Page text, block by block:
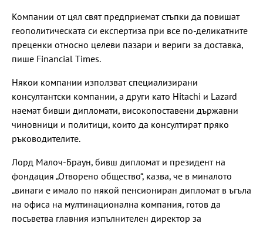
Компании от цял свят предприемат стъпки да повишат
геополитическата си експертиза при все по-деликатните
преценки относно целеви пазари и вериги за доставка,
пише Financial Times.
Някои компании използват специализирани
консултантски компании, а други като Hitachi и Lazard
наемат бивши дипломати, високопоставени държавни
чиновници и политици, които да консултират пряко
ръководителите.
Лорд Малоч-Браун, бивш дипломат и президент на
фондация „Отворено общество“, казва, че в миналото
„винаги е имало по някой пенсиониран дипломат в ъгъла
на офиса на мултинационална компания, готов да
посъветва главния изпълнителен директор за